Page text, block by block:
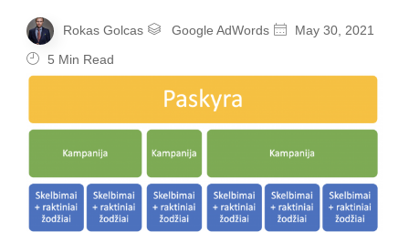
Rokas Golcas Google AdWords May 30, 2021
5 Min Read